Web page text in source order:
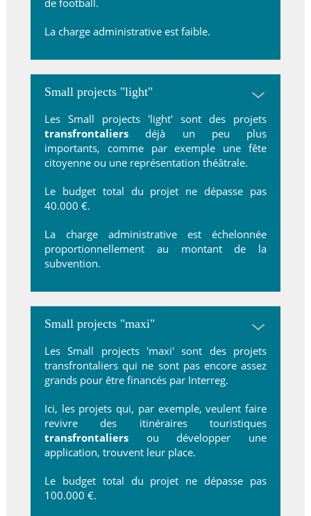
de football.
La charge administrative est faible.
Small projects "light"
Les Small projects 'light' sont des projets
transfrontaliersdéjà un peu plus
importants, comme par exemple une fête
citoyenne ou une représentation théâtrale.
Le budget total du projet ne dépasse pas
40.000 €.
La charge administrative
est échelonnée
proportionnellement au montant de la
subvention.
Small projects "maxi"
Les Small projects 'maxi' sont des projets
transfrontaliers qui ne sont pas encore assez
grands pour être financés par Interreg.
Ici, les projets qui, par exemple, veulent faire
revivre des itinéraires touristiques
transfrontaliers ou développer une
application, trouvent leur place.
Le budget total du projet ne dépasse pas
100.000 €.